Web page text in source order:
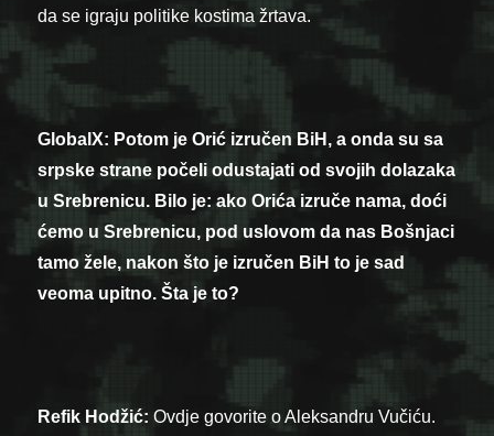
da se igraju politike kostima žrtava.
GlobalX: Potom je Orić izručen BiH, a onda su sa
srpske strane počeli odustajati od svojih dolazaka
u Srebrenicu. Bilo je: ako Orića izruče nama, doći
ćemo u Srebrenicu, pod uslovom da nas Bošnjaci
tamo žele, nakon što je izručen BiH to je sad
veoma upitno. Šta je to?
Refik Hodžić: Ovdje govorite o Aleksandru Vučiću.